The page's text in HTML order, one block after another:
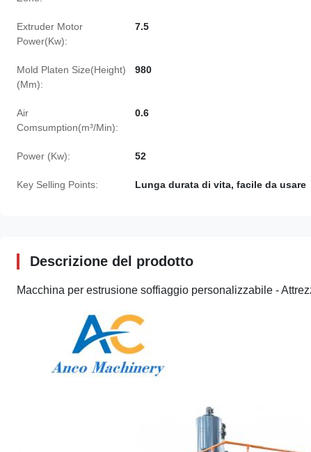
Extruder Motor
Power(Kw):
7.5
Mold Platen Size(Height)
(Mm):
980
Air
Comsumption(m³/Min):
0.6
Power (Kw): 52
Key Selling Points: Lunga durata di vita, facile da usare
Descrizione del prodotto
Macchina per estrusione soffiaggio personalizzabile -